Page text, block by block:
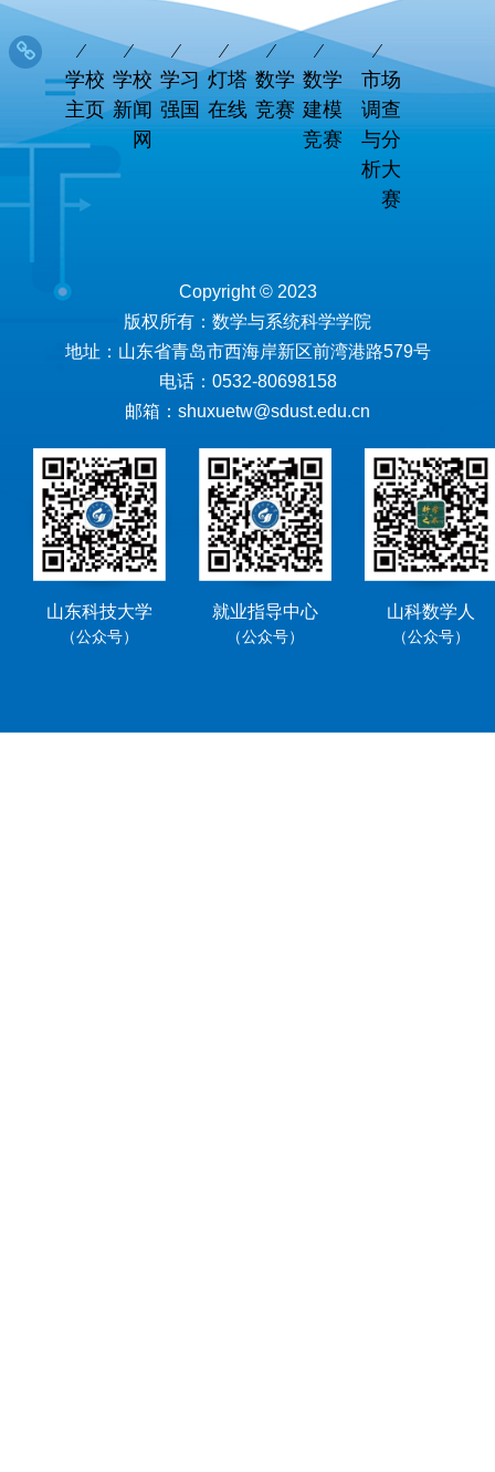
学校
主页
学校
新闻
网
学习
强国
灯塔
在线
数学
竞赛
数学
建模
竞赛
市场
调查
与分
析大
赛
Copyright © 2023
版权所有：数学与系统科学学院
地址：山东省青岛市西海岸新区前湾港路579号
电话：0532-80698158
邮箱：shuxuetw@sdust.edu.cn
山东科技大学
（公众号）
就业指导中心
（公众号）
山科数学人
（公众号）